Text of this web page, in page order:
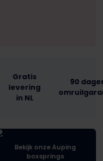
Gratis
levering
in NL
90
Bekijk onze Auping
boxsprings